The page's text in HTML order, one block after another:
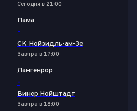
Сегодня в 21:00
Пама
-
СК Нойзидль-ам-Зе
Завтра в 17:00
Лангенрор
-
Винер Нойштадт
Завтра в 18:00